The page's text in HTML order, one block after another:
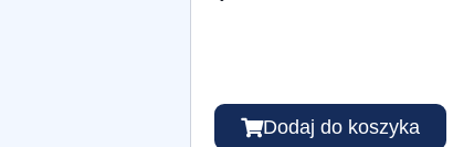
Dodaj do koszyka